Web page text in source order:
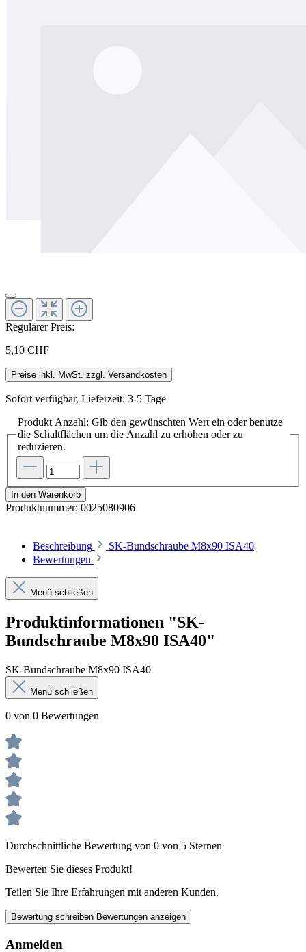
Regulärer Preis:
5,10 CHF
Preise inkl. MwSt. zzgl. Versandkosten
Sofort verfügbar, Lieferzeit: 3-5 Tage
Produkt Anzahl: Gib den gewünschten Wert ein oder benutze
die Schaltflächen um die Anzahl zu erhöhen oder zu
reduzieren.
In den Warenkorb
Produktnummer: 0025080906
Beschreibung
SK-Bundschraube M8x90 ISA40
Bewertungen
Menü schließen
Produktinformationen "SK-
Bundschraube M8x90 ISA40"
SK-Bundschraube M8x90 ISA40
Menü schließen
0 von 0 Bewertungen
Durchschnittliche Bewertung von 0 von 5 Sternen
Bewerten Sie dieses Produkt!
Teilen Sie Ihre Erfahrungen mit anderen Kunden.
Bewertung schreiben Bewertungen anzeigen
Anmelden